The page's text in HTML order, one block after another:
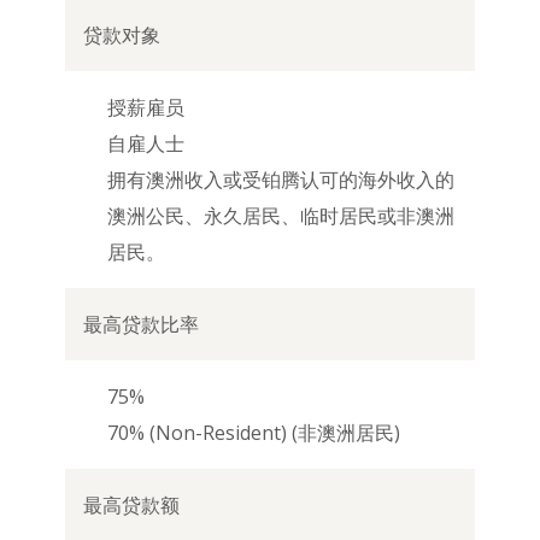
授薪雇员
自雇人士
拥有澳洲收入或受铂腾认可的海外收入的
澳洲公民、永久居民、临时居民或非澳洲
居民。
75%
70% (Non-Resident) (非澳洲居民)